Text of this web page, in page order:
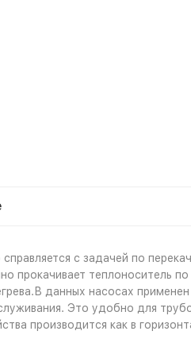
с задачей по
прокачивает теплоноситель
данных насосах
Это удобно для
производится как в